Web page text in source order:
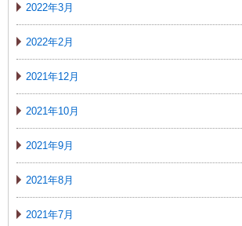
2022年3月
2022年2月
2021年12月
2021年10月
2021年9月
2021年8月
2021年7月